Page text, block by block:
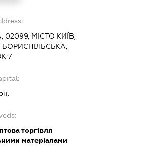
02099, МІСТО КИЇВ,
7
торгівля
матеріалами